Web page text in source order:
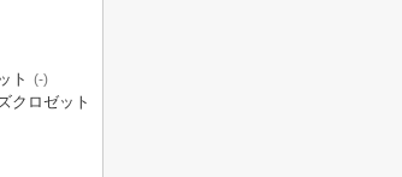
ト (-)
クロゼット